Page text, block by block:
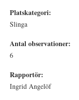
Platskategori:
Slinga
Antal observationer:
6
Rapportör:
Ingrid Angelöf